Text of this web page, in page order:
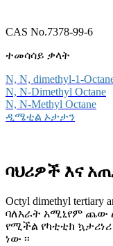
CAS No.7378-99-6
ተመሳሳይ ቃላት
N, N, dimethyl-1-
N, N-Dimethyl Octane
N, N-Methyl Octane
ዲሜቲል ኦታታን
ባህሪዎች እና
Octyl dimethyl tertiary
ባለአራት አሚኒየም ጨው
የሚችል የካቲቲክ
ነው ፡፡